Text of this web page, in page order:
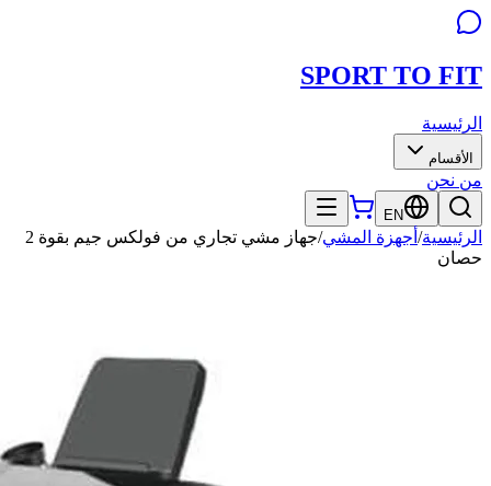
SPORT TO FIT
الرئيسية
الأقسام
من نحن
EN
الرئيسية/ أجهزة المشي/
جهاز مشي تجاري من فولكس جيم بقوة 2
حصان